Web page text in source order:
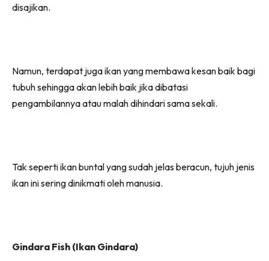
disajikan.
Namun, terdapat juga ikan yang membawa kesan baik bagi
tubuh sehingga akan lebih baik jika dibatasi
pengambilannya atau malah dihindari sama sekali.
Tak seperti ikan buntal yang sudah jelas beracun, tujuh jenis
ikan ini sering dinikmati oleh manusia.
Gindara Fish (Ikan Gindara)